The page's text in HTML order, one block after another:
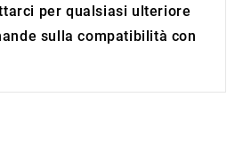
per qualsiasi ulteriore
sulla compatibilità con